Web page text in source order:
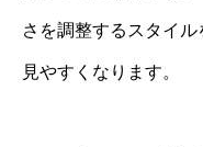
さを調整するスタイ
見やすくなります。